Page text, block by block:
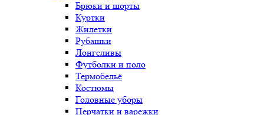
Брюки и шорты
Куртки
Жилетки
Рубашки
Лонгсливы
Футболки и поло
Термобельё
Костюмы
Головные уборы
Перчатки и варежки